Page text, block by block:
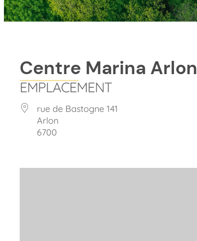
Centre Marina Arlon
EMPLACEMENT
rue de Bastogne 141
Arlon
6700